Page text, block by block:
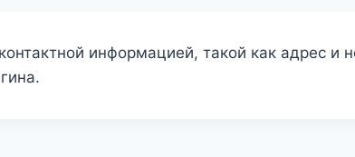
информацией, такой как адрес